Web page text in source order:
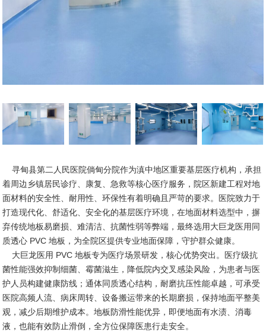
寻甸县第二人民医院倘甸分院作为滇中地区重要基层医疗机构，承担
着周边乡镇居民诊疗、康复、急救等核心医疗服务，院区新建工程对地
面材料的安全性、耐用性、环保性有着明确且严苛的要求。医院致力于
打造现代化、舒适化、安全化的基层医疗环境，在地面材料选型中，摒
弃传统地板易磨损、难清洁、抗菌性弱等弊端，最终选用大巨龙医用同
质透心 PVC 地板，为全院区提供专业地面保障，守护群众健康。
大巨龙医用 PVC 地板专为医疗场景研发，核心优势突出。医疗级抗
菌性能强效抑制细菌、霉菌滋生，降低院内交叉感染风险，为患者与医
护人员构建健康防线；通体同质透心结构，耐磨抗压性能卓越，可承受
医院高频人流、病床周转、设备搬运带来的长期磨损，保持地面平整美
观，减少后期维护成本。地板防滑性能优异，即便地面有水渍、消毒
液，也能有效防止滑倒，全方位保障医患行走安全。